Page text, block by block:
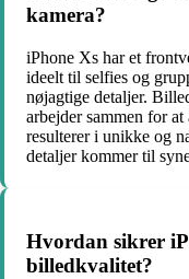
kamera?
iPhone Xs har et
ideelt til selfies og
nøjagtige detaljer.
arbejder sammen for
resulterer i unikke og
detaljer kommer til
Hvordan sikrer
billedkvalitet?